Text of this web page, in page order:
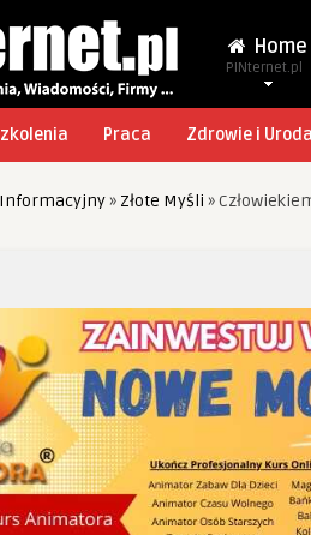
Home
PINternet.pl
Praca Zdrowie i Uroda
» Złote Myśli »